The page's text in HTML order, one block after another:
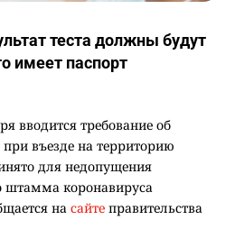
теста должны будут
имеет паспорт
вводится требование об
въезде на территорию
для недопущения
штамма коронавируса
на сайте правительства